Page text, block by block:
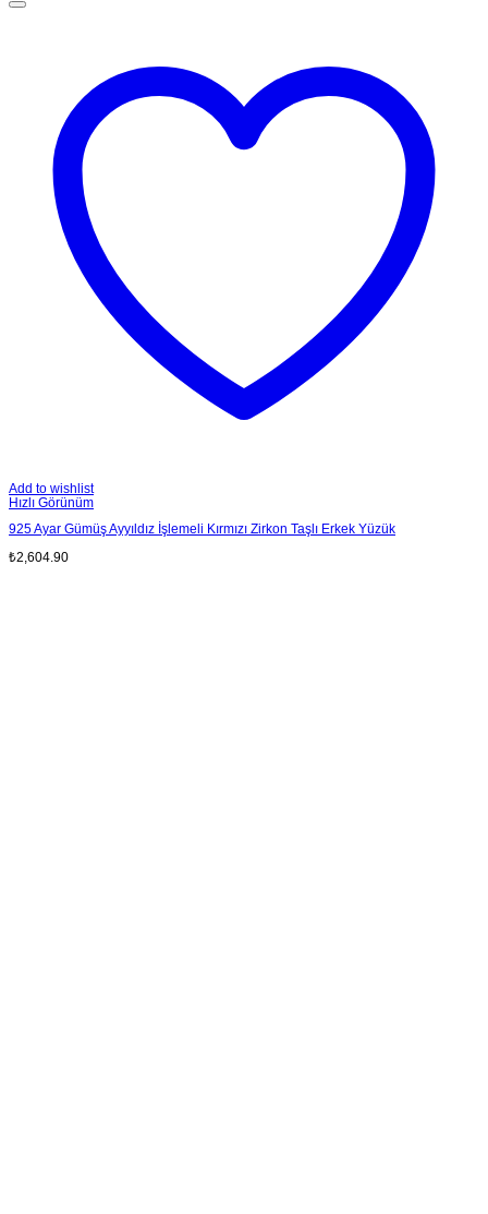
Add to wishlist
Hızlı Görünüm
925 Ayar Gümüş Ayyıldız İşlemeli Kırmızı Zirkon Taşlı Erkek Yüzük
₺2,604.90